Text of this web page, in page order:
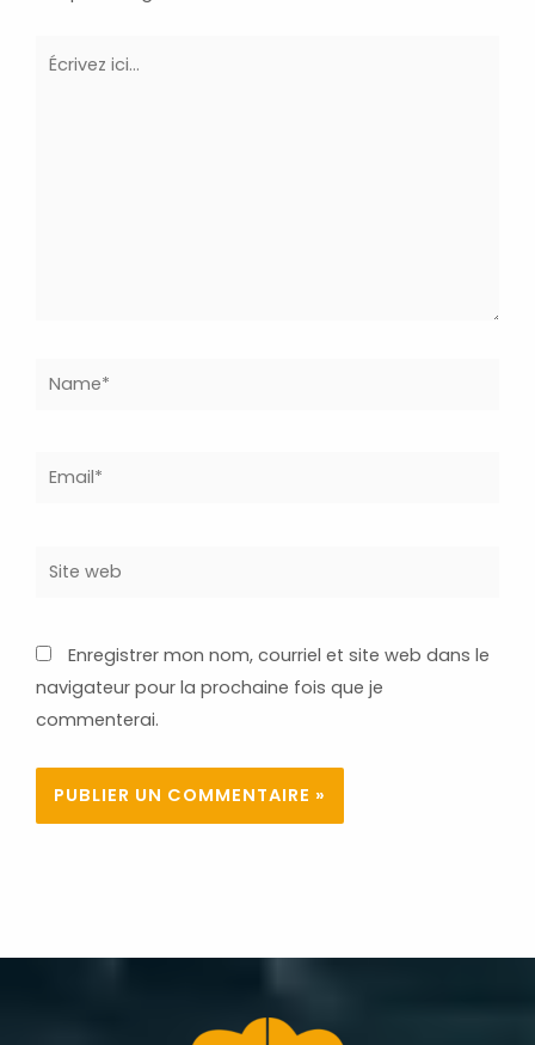
Écrivez
Name*
Email*
Site
Enregistrer mon nom, courriel et site web dans le
navigateur pour la prochaine fois que je
commenterai.